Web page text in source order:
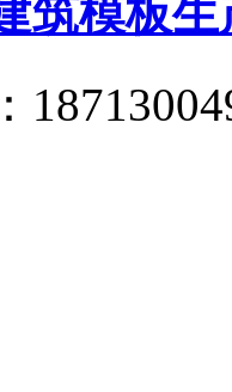
筑模板生